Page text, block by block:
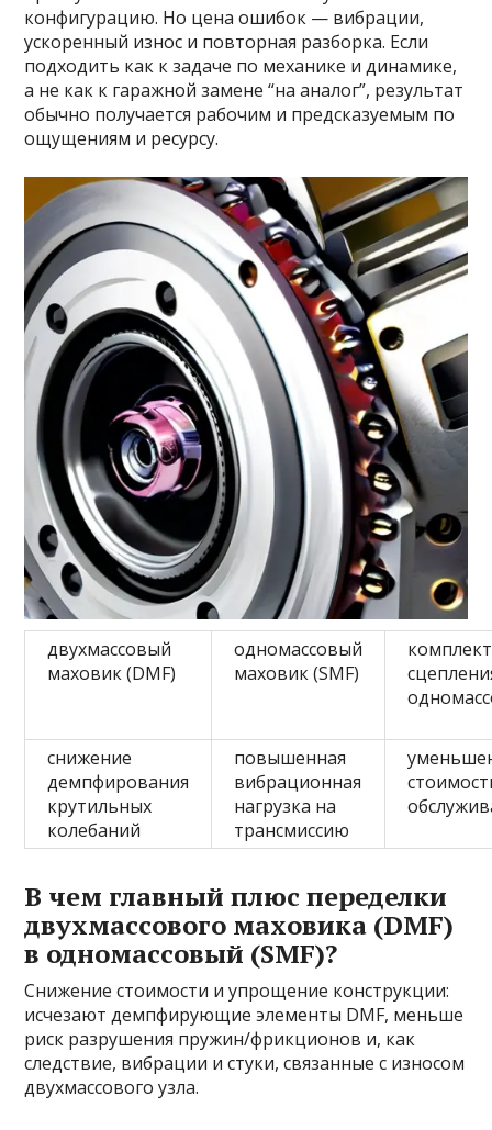
конфигурацию. Но цена ошибок — вибрации,
ускоренный износ и повторная разборка. Если
подходить как к задаче по механике и динамике,
а не как к гаражной замене “на аналог”, результат
обычно получается рабочим и предсказуемым по
ощущениям и ресурсу.
двухмассовый
маховик (DMF)
одномассовый
маховик (SMF)
комплект
снижение
демпфирования
крутильных
колебаний
повышенная
вибрационная
нагрузка на
трансмиссию
В чем главный плюс переделки
двухмассового маховика (DMF)
в одномассовый (SMF)?
Снижение стоимости и упрощение конструкции:
исчезают демпфирующие элементы DMF, меньше
риск разрушения пружин/фрикционов и, как
следствие, вибрации и стуки, связанные с износом
двухмассового узла.